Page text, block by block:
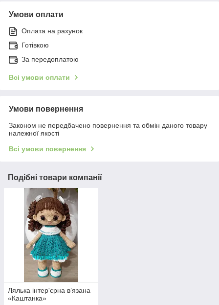
Умови оплати
Оплата на рахунок
Готівкою
За передоплатою
Всі умови оплати
Умови повернення
Законом не передбачено повернення та обмін даного товару
належної якості
Всі умови повернення
Подібні товари компанії
Лялька інтер'єрна в’язана
«Каштанка»